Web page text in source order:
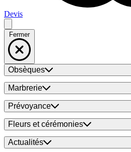
Devis
Fermer
Obsèques
Marbrerie
Prévoyance
Fleurs et cérémonies
Actualités